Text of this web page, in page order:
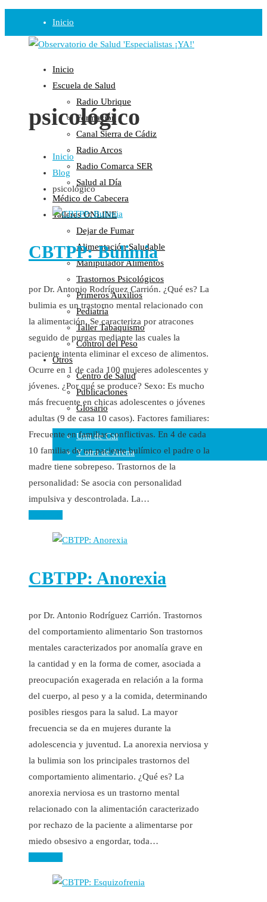
Inicio
Observatorio
Opinión
Radio
Guadalinfo Salud
Radio Guadalete
COPE Pontevedra
Salud en Radio Ubrique
Salud en Verano
Plataforma
Manifiestos
Comunicados
En nuestra Web
Colaboraciones
Cartas al Director
Medios de Comunicación
Otros
Vídeos
Cara Oscura Sanidad
Humor
Cal y Arena
Una de Cal
Y otra de Arena
Noticias Sanitarias
Enlaces
Inicio
Escuela de Salud
Radio Ubrique
Formación
Canal Sierra de Cádiz
Radio Arcos
Radio Comarca SER
Salud al Día
Médico de Cabecera
Talleres ONLINE
Dejar de Fumar
Alimentación Saludable
Manipulador Alimentos
Trastornos Psicológicos
Primeros Auxilios
Pediatría
Taller Tabaquismo
Control del Peso
Otros
Centro de Salud
Publicaciones
Glosario
psicológico
Inicio
Blog
psicológico
CBTPP: Bulimia
por Dr. Antonio Rodríguez Carrión. ¿Qué es? La
bulimia es un trastorno mental relacionado con
la alimentación. Se caracteriza por atracones
seguido de purgas mediante las cuales la
paciente intenta eliminar el exceso de alimentos.
Ocurre en 1 de cada 100 mujeres adolescentes y
jóvenes. ¿Por qué se produce? Sexo: Es mucho
más frecuente en chicas adolescentes o jóvenes
adultas (9 de casa 10 casos). Factores familiares:
Frecuente en familias conflictivas. En 4 de cada
10 familias de un paciente bulímico el padre o la
madre tiene sobrepeso. Trastornos de la
personalidad: Se asocia con personalidad
impulsiva y descontrolada. La…
CBTPP: Anorexia
por Dr. Antonio Rodríguez Carrión. Trastornos
del comportamiento alimentario Son trastornos
mentales caracterizados por anomalía grave en
la cantidad y en la forma de comer, asociada a
preocupación exagerada en relación a la forma
del cuerpo, al peso y a la comida, determinando
posibles riesgos para la salud. La mayor
frecuencia se da en mujeres durante la
adolescencia y juventud. La anorexia nerviosa y
la bulimia son los principales trastornos del
comportamiento alimentario. ¿Qué es? La
anorexia nerviosa es un trastorno mental
relacionado con la alimentación caracterizado
por rechazo de la paciente a alimentarse por
miedo obsesivo a engordar, toda…